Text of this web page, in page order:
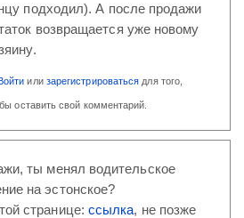
подходил). А после продажи
возвращается уже новому
или зарегистрироваться для того,
оставить свой комментарий.
ты менял водительское
на эстонское?
странице: ссылка, не позже